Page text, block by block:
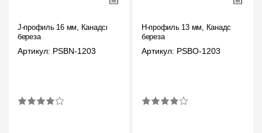
J-профиль 16 мм, Канадская
береза
Артикул: PSBN-1203
H-профиль 13 мм, Канадская
береза
Артикул: PSBO-1203